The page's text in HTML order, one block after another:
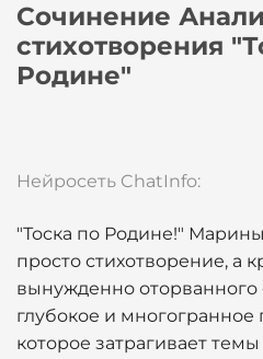
Сочинение
стихотворения
Родине"
Нейросеть ChatInfo:
"Тоска по Родине!"
просто стихотворение, а
вынужденно оторванного
глубокое и
которое затрагивает